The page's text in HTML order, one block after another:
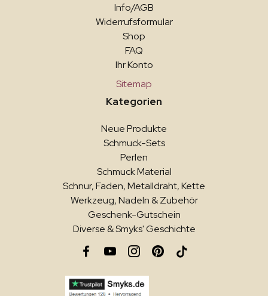
Info/AGB
Widerrufsformular
Shop
FAQ
Ihr Konto
Sitemap
Kategorien
Neue Produkte
Schmuck-Sets
Perlen
Schmuck Material
Schnur, Faden, Metalldraht, Kette
Werkzeug, Nadeln & Zubehör
Geschenk-Gutschein
Diverse & Smyks' Geschichte